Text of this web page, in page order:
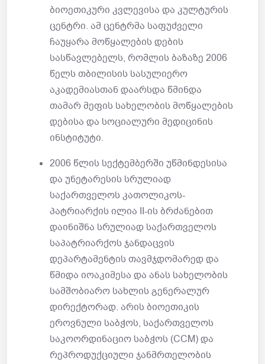
ბიოეთიკური კვლევისა და კულტურის
ცენტრი. ამ ცენტრმა საფუძველი
ჩაუყარა მოწყალების დების
სასწავლებელს, რომლის ბაზაზე 2006
წელს თბილისის სასულიერო
აკადემიასთან დაარსდა წმინდა
თამარ მეფის სახელობის მოწყალების
დებისა და სოციალური მედიცინის
ინსტიტუტი.
2006 წლის სექტემბერში უწმინდესისა
და უნეტარესის სრულიად
საქართველოს კათოლიკოს-
პატრიარქის ილია II-ის ბრძანებით
დაინიშნა სრულიად საქართველოს
საპატრიარქოს ჯანდაცვის
დეპარტამენტის თავმჯდომარედ და
წმიდა იოაკიმესა და ანას სახელობის
სამშობიარო სახლის გენერალურ
დირექტორად. არის ბიოეთიკის
ეროვნული საბჭოს, საქართველოს
საკოორდინაციო საბჭოს (CCM) და
რეპროდუქციული ჯანმრთელობის